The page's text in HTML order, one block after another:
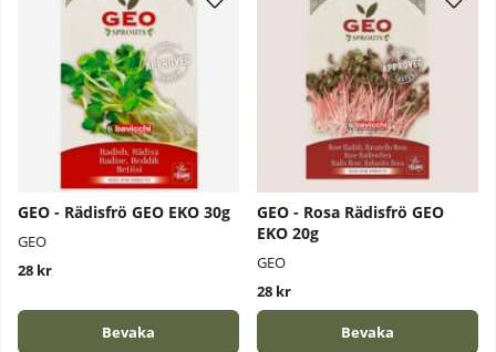
GEO - Rädisfrö GEO EKO 30g
GEO
28 kr
Bevaka
GEO - Rosa Rädisfrö GEO
EKO 20g
GEO
28 kr
Bevaka